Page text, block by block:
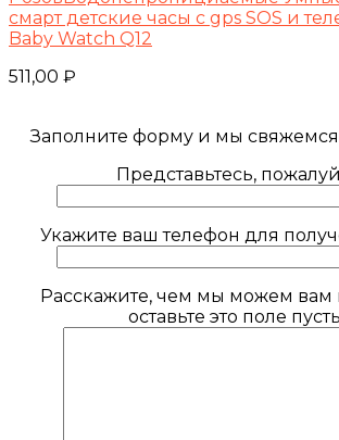
смарт детские часы с gps SOS и
Baby Watch Q12
511,00 ₽
Заполните форму и мы
Представьтесь,
Укажите ваш телефон для
Расскажите, чем мы можем вам
оставьте это поле